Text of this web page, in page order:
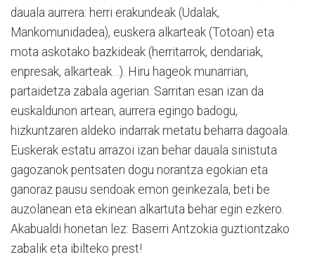
dauala aurrera: herri erakundeak (Udalak,
Mankomunidadea), euskera alkarteak (Totoan) eta
mota askotako bazkideak (herritarrok, dendariak,
enpresak, alkarteak…). Hiru hageok munarrian,
partaidetza zabala agerian. Sarritan esan izan da
euskaldunon artean, aurrera egingo badogu,
hizkuntzaren aldeko indarrak metatu beharra dagoala.
Euskerak estatu arrazoi izan behar dauala sinistuta
gagozanok pentsaten dogu norantza egokian eta
ganoraz pausu sendoak emon geinkezala, beti be
auzolanean eta ekinean alkartuta behar egin ezkero.
Akabualdi honetan lez: Baserri Antzokia guztiontzako
zabalik eta ibilteko prest!